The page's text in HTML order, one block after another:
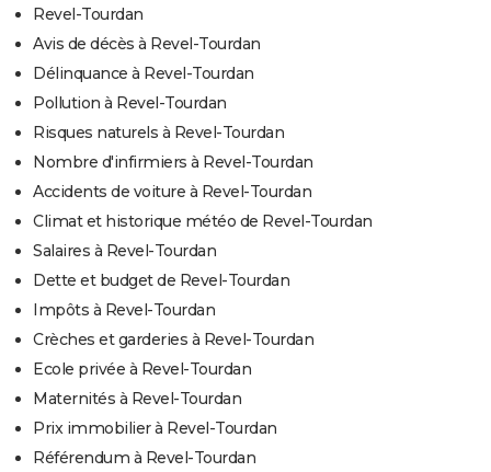
Revel-Tourdan
Avis de décès à Revel-Tourdan
Délinquance à Revel-Tourdan
Pollution à Revel-Tourdan
Risques naturels à Revel-Tourdan
Nombre d'infirmiers à Revel-Tourdan
Accidents de voiture à Revel-Tourdan
Climat et historique météo de Revel-Tourdan
Salaires à Revel-Tourdan
Dette et budget de Revel-Tourdan
Impôts à Revel-Tourdan
Crèches et garderies à Revel-Tourdan
Ecole privée à Revel-Tourdan
Maternités à Revel-Tourdan
Prix immobilier à Revel-Tourdan
Référendum à Revel-Tourdan